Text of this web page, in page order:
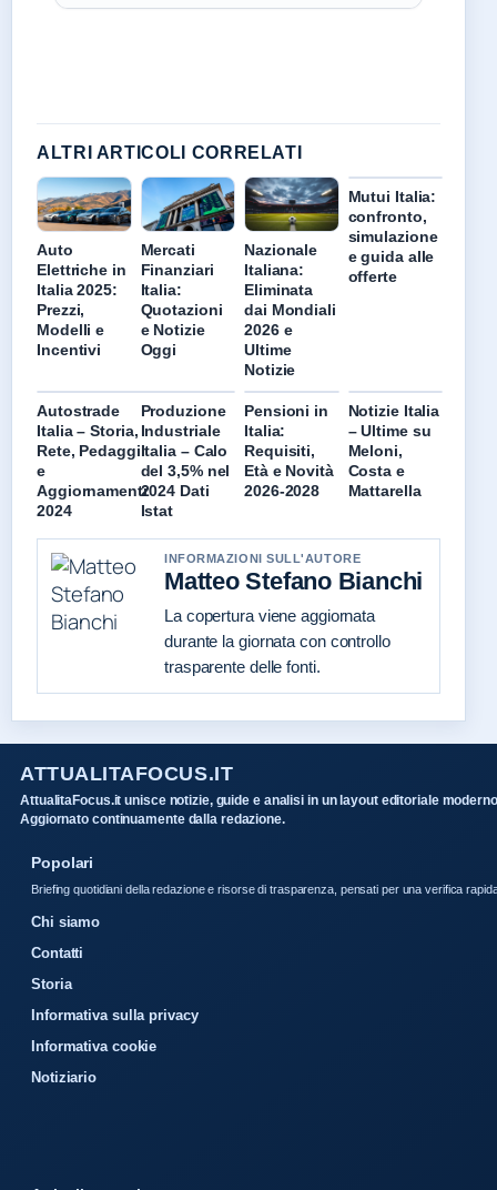
ALTRI ARTICOLI CORRELATI
Auto
Elettriche in
Italia 2025:
Prezzi,
Modelli e
Incentivi
Mercati
Finanziari
Italia:
Quotazioni
e Notizie
Oggi
Nazionale
Italiana:
Eliminata
dai Mondiali
2026 e
Ultime
Notizie
Mutui Italia:
confronto,
simulazione
e guida alle
offerte
Autostrade
Italia – Storia,
Rete, Pedaggi
e
Aggiornamenti
2024
Produzione
Industriale
Italia – Calo
del 3,5% nel
2024 Dati
Istat
Pensioni in
Italia:
Requisiti,
Età e Novità
2026-2028
Notizie Italia
– Ultime su
Meloni,
Costa e
Mattarella
INFORMAZIONI SULL'AUTORE
Matteo Stefano Bianchi
La copertura viene aggiornata
durante la giornata con controllo
trasparente delle fonti.
ATTUALITAFOCUS.IT
AttualitaFocus.it unisce notizie, guide e analisi in un layout editoriale
Aggiornato continuamente dalla redazione.
Popolari
Briefing quotidiani della redazione e risorse di trasparenza, pensati per una verifica
Chi siamo
Contatti
Storia
Informativa sulla privacy
Informativa cookie
Notiziario